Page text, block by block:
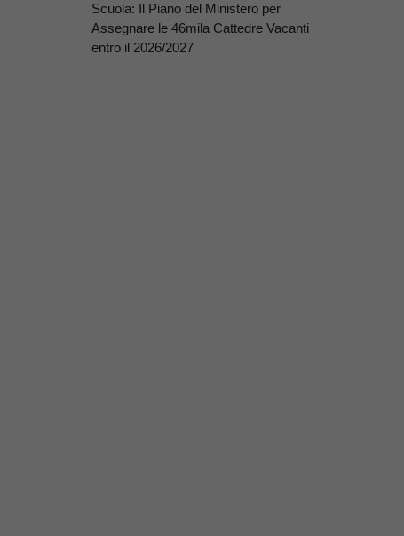
Scuola: Il Piano del Ministero per
Assegnare le 46mila Cattedre Vacanti
entro il 2026/2027